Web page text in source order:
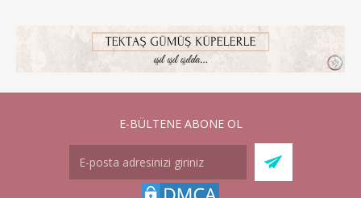
E-BÜLTENE ABONE OL